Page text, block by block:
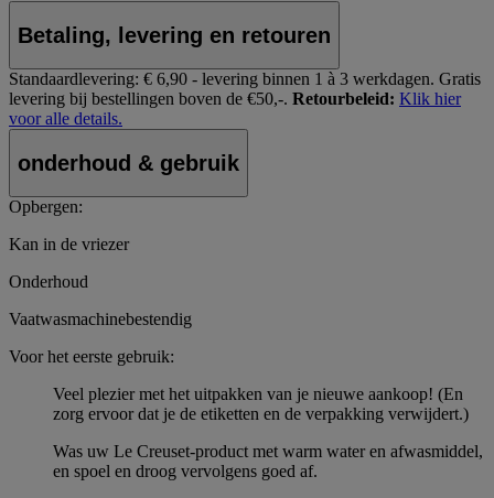
Betaling, levering en retouren
Standaardlevering: € 6,90 - levering binnen 1 à 3 werkdagen. Gratis
levering bij bestellingen boven de €50,-. Retourbeleid: Klik hier
voor alle details.
onderhoud & gebruik
Opbergen:
Kan in de vriezer
Onderhoud
Vaatwasmachinebestendig
Voor het eerste gebruik:
Veel plezier met het uitpakken van je nieuwe aankoop! (En
zorg ervoor dat je de etiketten en de verpakking verwijdert.)
Was uw Le Creuset-product met warm water en afwasmiddel,
en spoel en droog vervolgens goed af.